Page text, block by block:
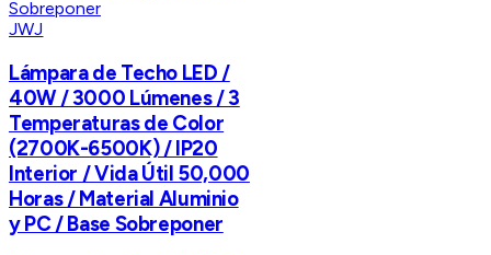
JWJ
Lámpara de Techo LED /
40W / 3000 Lúmenes / 3
Temperaturas de Color
(2700K-6500K) / IP20
Interior / Vida Útil 50,000
Horas / Material Aluminio
y PC / Base Sobreponer